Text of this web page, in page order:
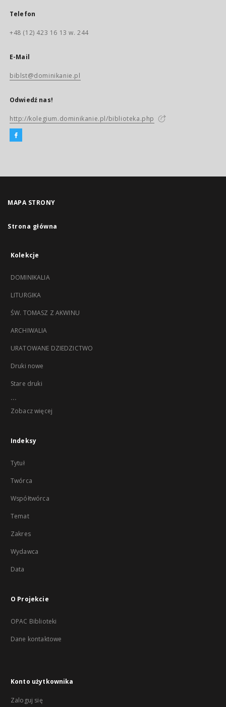
Telefon
+48 (12) 423 16 13 w. 244
E-Mail
biblst@dominikanie.pl
Odwiedź nas!
http://kolegium.dominikanie.pl/biblioteka.php
MAPA STRONY
Strona główna
Kolekcje
DOMINIKALIA
LITURGIKA
ŚW. TOMASZ Z AKWINU
ARCHIWALIA
URATOWANE DZIEDZICTWO
Druki nowe
Stare druki
...
Zobacz więcej
Indeksy
Tytuł
Twórca
Współtwórca
Temat
Zakres
Wydawca
Data
O Projekcie
OPAC Biblioteki
Dane kontaktowe
Konto użytkownika
Zaloguj się